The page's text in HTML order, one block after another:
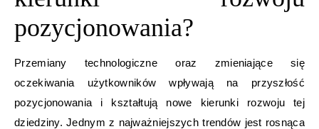
pozycjonowania?
Przemiany technologiczne oraz zmieniające się
oczekiwania użytkowników wpływają na przyszłość
pozycjonowania i kształtują nowe kierunki rozwoju tej
dziedziny. Jednym z najważniejszych trendów jest rosnąca